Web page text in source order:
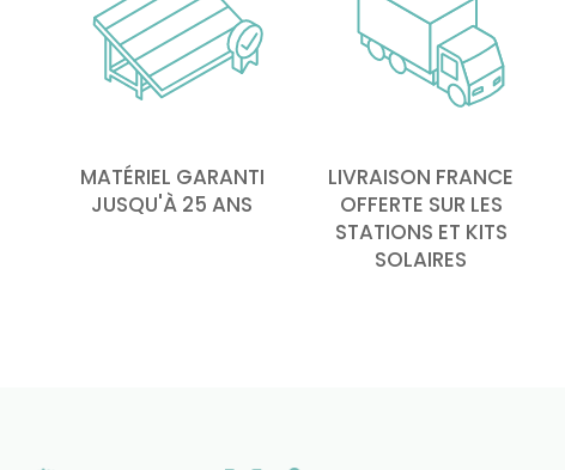
MATÉRIEL GARANTI
JUSQU'À 25 ANS
LIVRAISON FRANCE
OFFERTE SUR LES
STATIONS ET KITS
SOLAIRES